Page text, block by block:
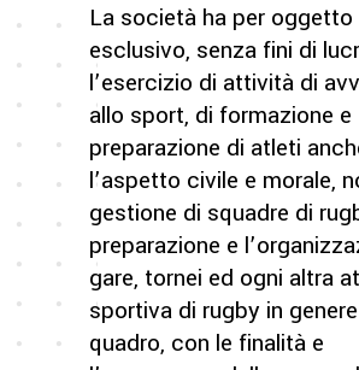
La società ha per oggetto
esclusivo, senza fini di
l’esercizio di attività di
allo sport, di formazione e
preparazione di atleti
l’aspetto civile e morale,
gestione di squadre di
preparazione e
gare, tornei ed ogni altra
sportiva di rugby in
quadro, con le finalità e